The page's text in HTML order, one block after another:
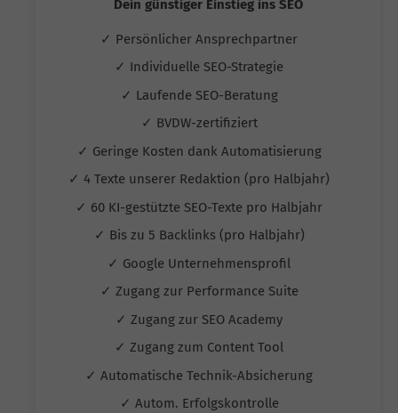
Dein günstiger Einstieg ins SEO
✓ Persönlicher Ansprechpartner
✓ Individuelle SEO-Strategie
✓ Laufende SEO-Beratung
✓ BVDW-zertifiziert
✓ Geringe Kosten dank Automatisierung
✓ 4 Texte unserer Redaktion (pro Halbjahr)
✓ 60 KI-gestützte SEO-Texte pro Halbjahr
✓ Bis zu 5 Backlinks (pro Halbjahr)
✓ Google Unternehmensprofil
✓ Zugang zur Performance Suite
✓ Zugang zur SEO Academy
✓ Zugang zum Content Tool
✓ Automatische Technik-Absicherung
✓ Autom. Erfolgskontrolle